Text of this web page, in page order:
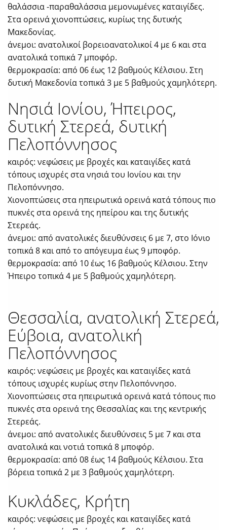
θαλάσσια -παραθαλάσσια μεμονωμένες καταιγίδες.
Στα ορεινά χιονοπτώσεις, κυρίως της δυτικής
Μακεδονίας.
άνεμοι: ανατολικοί βορειοανατολικοί 4 με 6 και στα
ανατολικά τοπικά 7 μποφόρ.
θερμοκρασία: από 06 έως 12 βαθμούς Κέλσιου. Στη
δυτική Μακεδονία τοπικά 3 με 5 βαθμούς χαμηλότερη.
Νησιά Ιονίου, Ήπειρος,
δυτική Στερεά, δυτική
Πελοπόννησος
καιρός: νεφώσεις με βροχές και καταιγίδες κατά
τόπους ισχυρές στα νησιά του Ιονίου και την
Πελοπόννησο.
Χιονοπτώσεις στα ηπειρωτικά ορεινά κατά τόπους πιο
πυκνές στα ορεινά της ηπείρου και της δυτικής
Στερεάς.
άνεμοι: από ανατολικές διευθύνσεις 6 με 7, στο Ιόνιο
τοπικά 8 και από το απόγευμα έως 9 μποφόρ.
θερμοκρασία: από 10 έως 16 βαθμούς Κέλσιου. Στην
Ήπειρο τοπικά 4 με 5 βαθμούς χαμηλότερη.
Θεσσαλία, ανατολική Στερεά,
Εύβοια, ανατολική
Πελοπόννησος
καιρός: νεφώσεις με βροχές και καταιγίδες κατά
τόπους ισχυρές κυρίως στην Πελοπόννησο.
Χιονοπτώσεις στα ηπειρωτικά ορεινά κατά τόπους πιο
πυκνές στα ορεινά της Θεσσαλίας και της κεντρικής
Στερεάς.
άνεμοι: από ανατολικές διευθύνσεις 5 με 7 και στα
ανατολικά και νοτιά τοπικά 8 μποφόρ.
θερμοκρασία: από 08 έως 14 βαθμούς Κέλσιου. Στα
βόρεια τοπικά 2 με 3 βαθμούς χαμηλότερη.
Κυκλάδες, Κρήτη
καιρός: νεφώσεις με βροχές και καταιγίδες κατά